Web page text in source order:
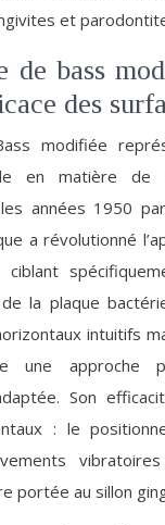
et
de bass
des
modifiée
en matière de
années 1950
a révolutionné
ciblant
la plaque
intuitifs
une approche
Son
: le
portée au sillon